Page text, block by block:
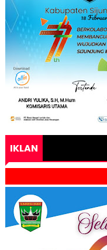
IKLAN